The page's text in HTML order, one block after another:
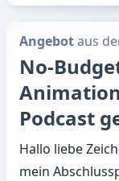
Angebotaus
No-
Podcast
Hallo liebe
mein